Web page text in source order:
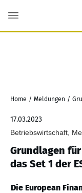
Home / Meldungen /
17.03.2023
Betriebswirtschaft,
Grundlagen
das Set 1 der
Die European